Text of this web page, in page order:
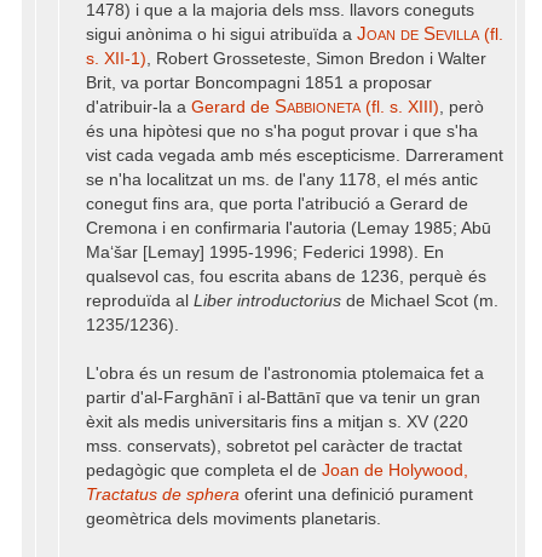
1478) i que a la majoria dels mss. llavors coneguts
sigui anònima o hi sigui atribuïda a Joan de Sevilla(fl.
s. XII-1), Robert Grosseteste, Simon Bredon i Walter
Brit, va portar Boncompagni 1851 a proposar
d'atribuir-la a Gerard de Sabbioneta(fl. s. XIII), però
és una hipòtesi que no s'ha pogut provar i que s'ha
vist cada vegada amb més escepticisme. Darrerament
se n'ha localitzat un ms. de l'any 1178, el més antic
conegut fins ara, que porta l'atribució a Gerard de
Cremona i en confirmaria l'autoria (Lemay 1985; Abū
Maʻšar [Lemay] 1995-1996; Federici 1998). En
qualsevol cas, fou escrita abans de 1236, perquè és
reproduïda al Liber introductorius de Michael Scot (m.
1235/1236).
L'obra és un resum de l'astronomia ptolemaica fet a
partir d'al-Farghānī i al-Battānī que va tenir un gran
èxit als medis universitaris fins a mitjan s. XV (220
mss. conservats), sobretot pel caràcter de tractat
pedagògic que completa el de Joan de Holywood,
Tractatus de sphera oferint una definició purament
geomètrica dels moviments planetaris.